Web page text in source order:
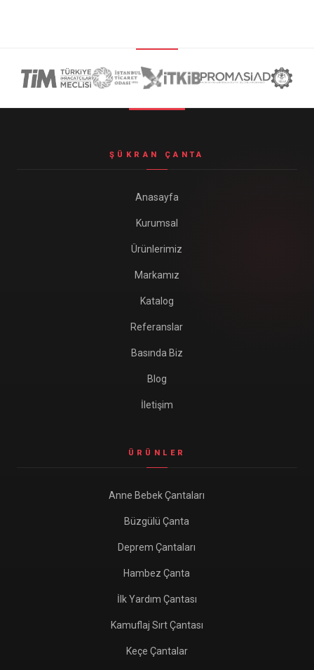
ŞÜKRAN ÇANTA
Anasayfa
Kurumsal
Ürünlerimiz
Markamız
Katalog
Referanslar
Basında Biz
Blog
İletişim
ÜRÜNLER
Anne Bebek Çantaları
Büzgülü Çanta
Deprem Çantaları
Hambez Çanta
İlk Yardım Çantası
Kamuflaj Sırt Çantası
Keçe Çantalar